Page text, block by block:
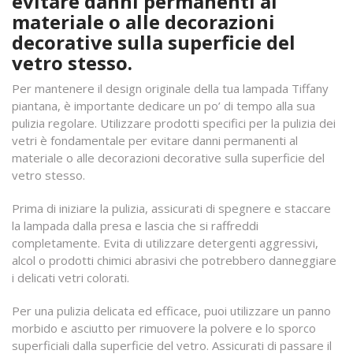
materiale o alle decorazioni
decorative sulla superficie del
vetro stesso.
Per mantenere il design originale della tua lampada Tiffany
piantana, è importante dedicare un po’ di tempo alla sua
pulizia regolare. Utilizzare prodotti specifici per la pulizia dei
vetri è fondamentale per evitare danni permanenti al
materiale o alle decorazioni decorative sulla superficie del
vetro stesso.
Prima di iniziare la pulizia, assicurati di spegnere e staccare
la lampada dalla presa e lascia che si raffreddi
completamente. Evita di utilizzare detergenti aggressivi,
alcol o prodotti chimici abrasivi che potrebbero danneggiare
i delicati vetri colorati.
Per una pulizia delicata ed efficace, puoi utilizzare un panno
morbido e asciutto per rimuovere la polvere e lo sporco
superficiali dalla superficie del vetro. Assicurati di passare il